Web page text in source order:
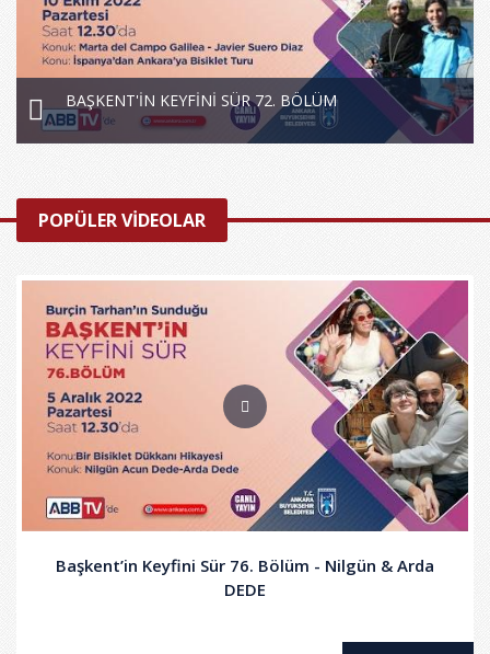
BAŞKENT'İN KEYFİNİ SÜR 72. BÖLÜM
POPÜLER VİDEOLAR
Başkent’in Keyfini Sür 76. Bölüm - Nilgün & Arda
DEDE